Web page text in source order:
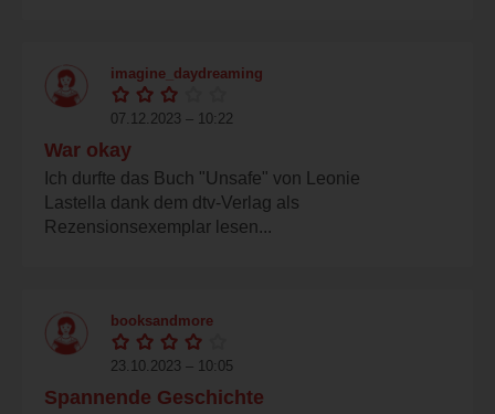
imagine_daydreaming
07.12.2023 – 10:22
War okay
Ich durfte das Buch "Unsafe" von Leonie
Lastella dank dem dtv-Verlag als
Rezensionsexemplar lesen...
booksandmore
23.10.2023 – 10:05
Spannende Geschichte